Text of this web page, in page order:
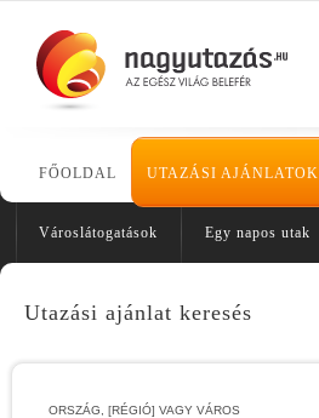
FŐOLDAL UTAZÁSI AJÁNLATOK
Városlátogatások Egy napos utak
Utazási ajánlat keresés
ORSZÁG, [RÉGIÓ] VAGY VÁROS